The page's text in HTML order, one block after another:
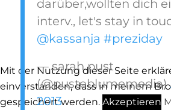
darüber,wollten dich
interv., let's stay in
@kassanja #preziday
— sarah pust
(@pusteblumemedia)
2013
Mit der Nutzung dieser Seite
einverstanden, dass in meinem
gespeichert werden. Akzeptieren